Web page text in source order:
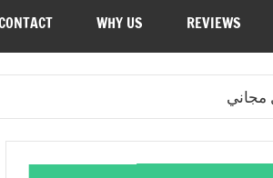
REVIEWS
WHY US